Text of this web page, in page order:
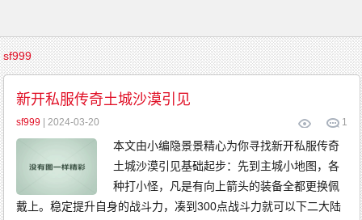
首
页
传
奇
游
戏
复
古
传
奇
新
开
传
奇
传
奇
sf999
新开私服传奇土城沙漠引见
1
sf999 | 2024-03-20
本文由小编隐景景精心为你寻找新开私服传奇
土城沙漠引见基础起步：先到主城小地图，各
种打小怪，凡是有向上箭头的装备全都更换佩
戴上。稳定提升自身的战斗力，凑到300点战斗力就可以下二大陆